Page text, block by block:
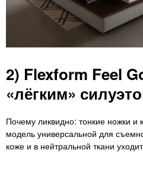
2) Flexform Feel
«лёгким»
Почему ликвидно: тонкие ножки
модель универсальной для
коже и в нейтральной ткани